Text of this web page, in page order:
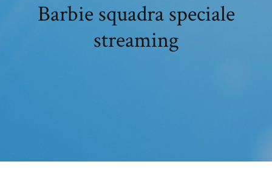
Barbie squadra speciale
streaming